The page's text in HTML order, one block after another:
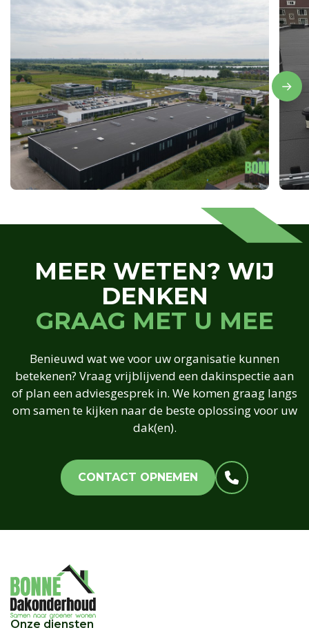
MEER WETEN? WIJ
DENKEN
GRAAG MET U MEE
Benieuwd wat we voor uw organisatie kunnen
betekenen? Vraag vrijblijvend een dakinspectie aan
of plan een adviesgesprek in. We komen graag langs
om samen te kijken naar de beste oplossing voor uw
dak(en).
CONTACT OPNEMEN
Onze diensten